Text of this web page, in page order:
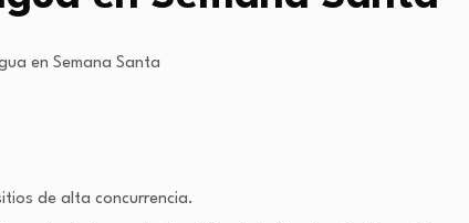
en Semana Santa
de alta concurrencia.